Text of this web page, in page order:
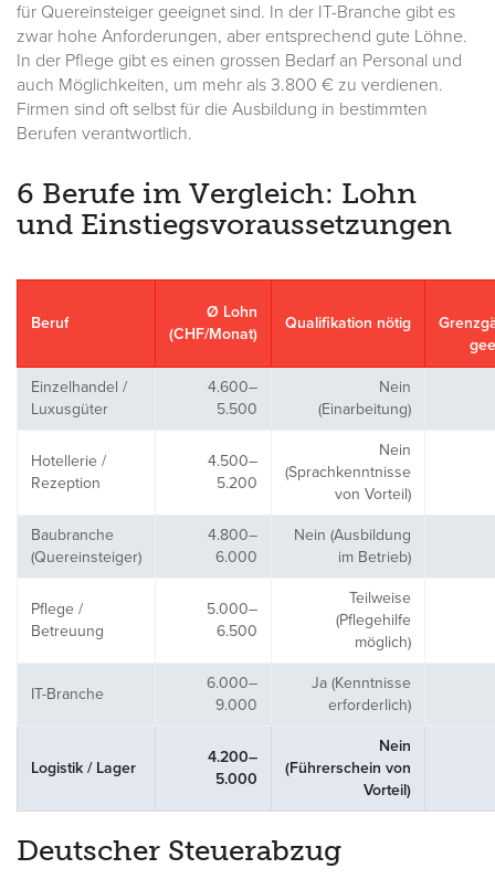
für Quereinsteiger geeignet sind. In der IT-Branche gibt es
zwar hohe Anforderungen, aber entsprechend gute Löhne.
In der Pflege gibt es einen grossen Bedarf an Personal und
auch Möglichkeiten, um mehr als 3.800 € zu verdienen.
Firmen sind oft selbst für die Ausbildung in bestimmten
Berufen verantwortlich.
6 Berufe im Vergleich: Lohn
und Einstiegsvoraussetzungen
Beruf
Ø Lohn
(CHF/Monat)
Qualifikation nötig
Einzelhandel /
Luxusgüter
4.600–
5.500
Nein
(Einarbeitung)
Hotellerie /
Rezeption
4.500–
5.200
Nein
(Sprachkenntnisse
von Vorteil)
Baubranche
(Quereinsteiger)
4.800–
6.000
Nein (Ausbildung
im Betrieb)
Pflege /
Betreuung
5.000–
6.500
Teilweise
(Pflegehilfe
möglich)
IT-Branche
6.000–
9.000
Ja (Kenntnisse
erforderlich)
Logistik / Lager
4.200–
5.000
Nein
(Führerschein von
Vorteil)
Deutscher Steuerabzug